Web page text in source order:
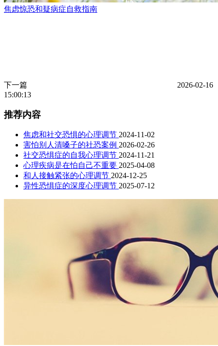
焦虑惊恐和疑病症自救指南
下一篇
2026-02-16
15:00:13
推荐内容
焦虑和社交恐惧的心理调节 2024-11-02
害怕别人清嗓子的社恐案例 2026-02-26
社交恐惧症的自我心理调节 2024-11-21
心理疾病是在怕自己不重要 2025-04-08
和人接触紧张的心理调节 2024-12-25
异性恐惧症的深度心理调节 2025-07-12